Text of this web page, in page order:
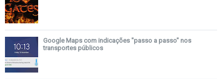
Google Maps com indicações "passo a passo" nos
transportes públicos